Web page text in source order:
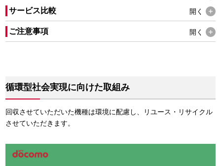
サービス比較 開く
ご注意事項 開く
循環型社会実現に向けた取組み
回収させていただいた機種は環境に配慮し、リユース・リサイクル
させていただきます。